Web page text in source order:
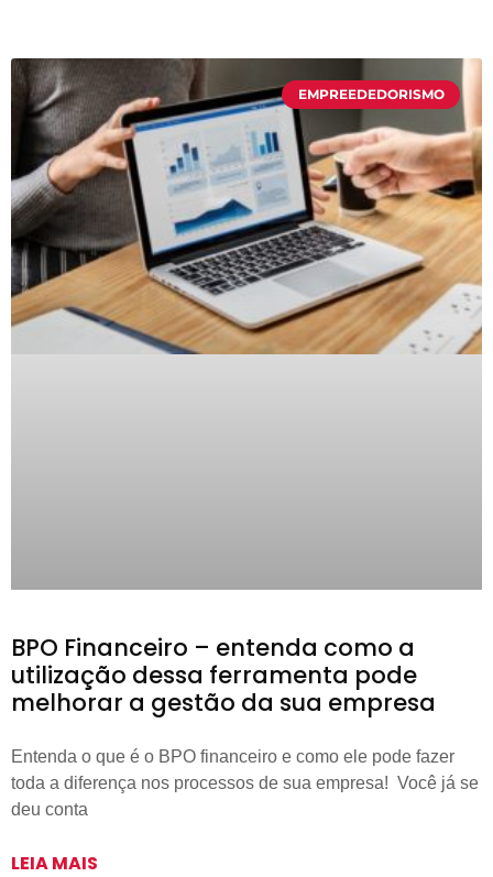
EMPREEDEDORISMO
BPO Financeiro – entenda como a
utilização dessa ferramenta pode
melhorar a gestão da sua empresa
Entenda o que é o BPO financeiro e como ele pode fazer
toda a diferença nos processos de sua empresa! Você já se
deu conta
LEIA MAIS